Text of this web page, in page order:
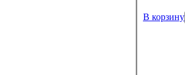
В корзину